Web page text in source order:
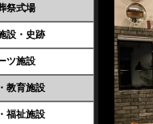
祭式場
設・史跡
ツ施設
教育施設
福祉施設